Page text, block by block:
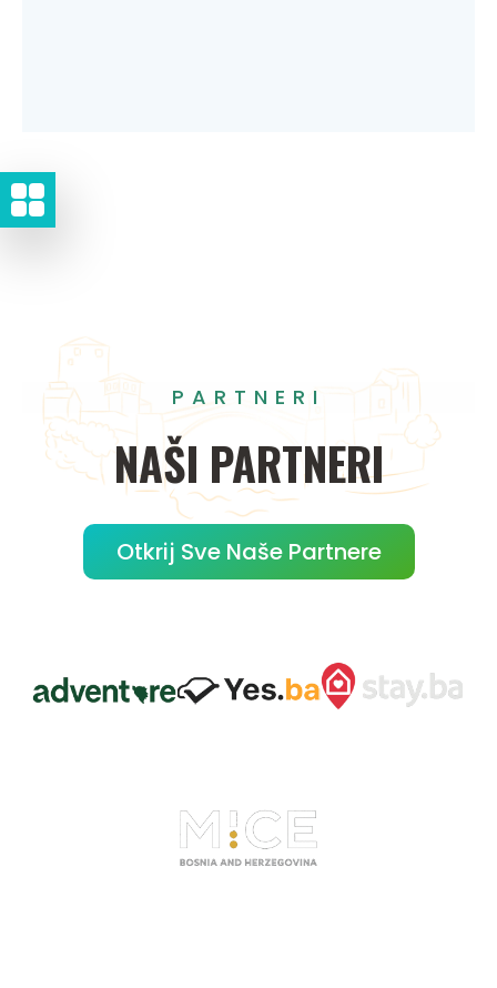
PARTNERI
NAŠI PARTNERI
Otkrij Sve Naše Partnere